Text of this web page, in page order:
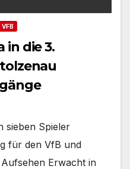
VFB
in die 3.
sieben Spieler
für den VfB und
Erwacht in